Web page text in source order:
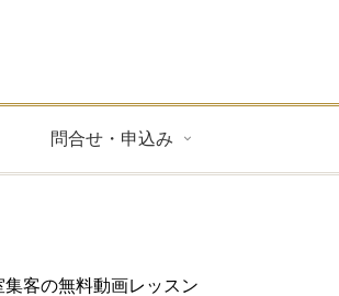
問合せ・申込み
集客の無料動画レッスン